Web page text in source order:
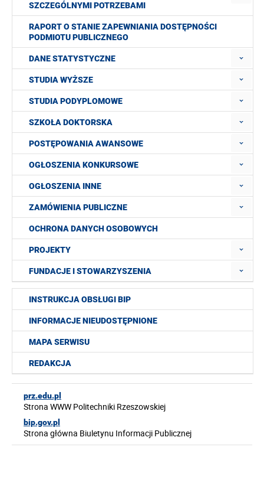
SZCZEGÓLNYMI POTRZEBAMI
RAPORT O STANIE ZAPEWNIANIA DOSTĘPNOŚCI
PODMIOTU PUBLICZNEGO
DANE STATYSTYCZNE
STUDIA WYŻSZE
STUDIA PODYPLOMOWE
SZKOŁA DOKTORSKA
POSTĘPOWANIA AWANSOWE
OGŁOSZENIA KONKURSOWE
OGŁOSZENIA INNE
ZAMÓWIENIA PUBLICZNE
OCHRONA DANYCH OSOBOWYCH
PROJEKTY
FUNDACJE I STOWARZYSZENIA
INSTRUKCJA OBSŁUGI BIP
INFORMACJE NIEUDOSTĘPNIONE
MAPA SERWISU
REDAKCJA
prz.edu.pl
Strona WWW Politechniki Rzeszowskiej
bip.gov.pl
Strona główna Biuletynu Informacji Publicznej